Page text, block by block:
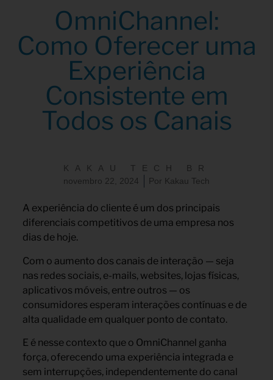
OmniChannel:
Como Oferecer uma
Experiência
Consistente em
Todos os Canais
KAKAU TECH BR
novembro 22, 2024
Por Kakau Tech
A experiência do cliente é um dos principais
diferenciais competitivos de uma empresa nos
dias de hoje.
Com o aumento dos canais de interação — seja
nas redes sociais, e-mails, websites, lojas físicas,
aplicativos móveis, entre outros — os
consumidores esperam interações contínuas e de
alta qualidade em qualquer ponto de contato.
E é nesse contexto que o OmniChannel ganha
força, oferecendo uma experiência integrada e
sem interrupções, independentemente do canal